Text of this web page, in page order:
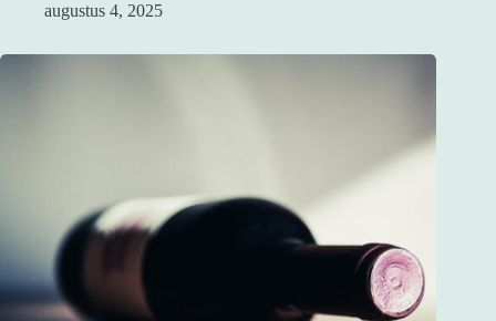
augustus 4, 2025